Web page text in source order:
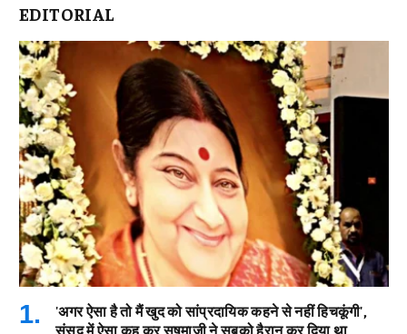
EDITORIAL
'अगर ऐसा है तो मैं खुद को सांप्रदायिक कहने से नहीं हिचकूंगी',
संसद में ऐसा कह कर सुषमाजी ने सबको हैरान कर दिया था